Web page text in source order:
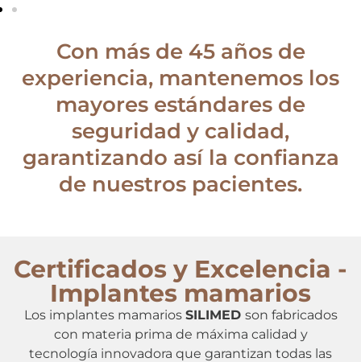
Con más de 45 años de
experiencia, mantenemos los
mayores estándares de
seguridad y calidad,
garantizando así la confianza
de nuestros pacientes.
Certificados y Excelencia -
Implantes mamarios
Los implantes mamarios SILIMED son fabricados
con materia prima de máxima calidad y
tecnología innovadora que garantizan todas las